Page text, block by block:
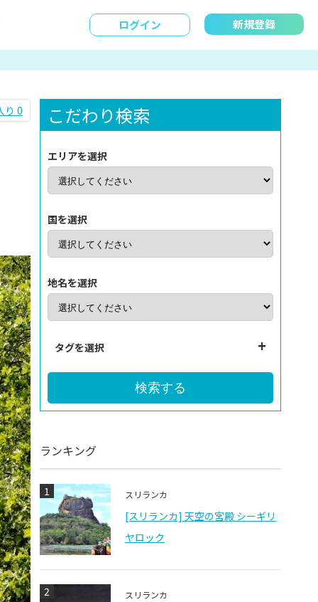
ログイン 新規登録
り 0 こだわり検索
エリアを選択
国を選択
地名を選択
タグを選択
検索する
ランキング
1 スリランカ
[スリランカ] 天空の宮殿 シーギリ
ヤロック
2 スリランカ